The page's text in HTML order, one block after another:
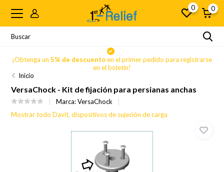
0 0
¡Obtenga un 5% de descuentoen el primer pedido para registrarse
en el boletín!
Inicio
VersaChock - Kit de fijación para persianas anchas
Marca:VersaChock
Mostrar todo Davit, dispositivos de sujeción de carga